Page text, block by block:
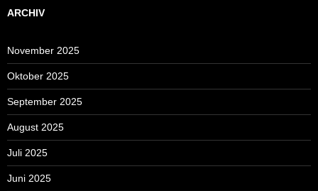
ARCHIV
November 2025
Oktober 2025
September 2025
August 2025
Juli 2025
Juni 2025